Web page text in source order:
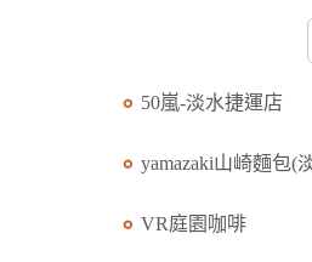
50嵐-淡水捷運店
yamazaki山崎麵包(
VR庭園咖啡